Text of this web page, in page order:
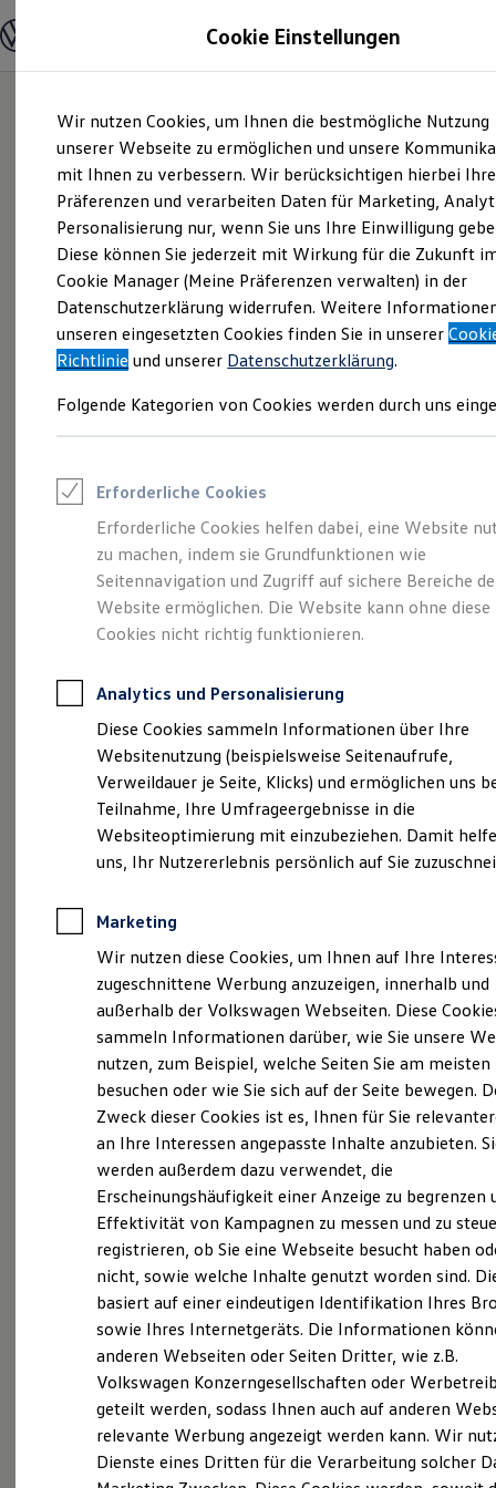
Hauptinhalt
springen
Footer
springen
Modelle und Konfigurator
Modelle vergleichen
Elektroautos
ENERGY Sondermodelle
Nutzfahrzeuge
SUV und CUV
Familienautos
Kombis
Kompaktwagen
Sportwagen
Schnell verfügbare Fahrzeuge
Angebote und Produkte
Aktuelle Angebote
E-Auto-Förderung
Volkswagen Marktplatz
Junge Gebrauchtwagen und Gebrauchtwagen
Saisonangebote
Leasing
Leasing-Angebote
Gebrauchtwagen Leasing
Junge Gebrauchtwagen-Leasing
Elektroauto Leasing
Kleinwagen-Leasing
Leasing ohne Anzahlung
Autokredit mit Schlussrate
Versicherungen und Garantien
Kfz-Versicherung
Restschuldversicherungen
Garantien
Wartungsverträge
Geschäftskunden
Professional Class bei Volkswagen
Großkunden
Behörden
Anpfiff zum Gewinn
Elektroautos
ID. Tutorials
Elektrofahrzeugkonzepte
Reichweite
Reichweite der ID. Modelle
Reichweite im Winter
Laden
Laden unterwegs
Laden Zuhause
Ladezeitensimulator
Batterie
Sicherheit
Garantie und Lebensdauer
Nachhaltigkeit
Technologie
Kosten und Kauf
Verbrauchskosten
Kaufoptionen
E-Auto-Förderung
Software und Konnektivität
Die ID. Software 6
ID. Software Versionen und Updates
Digitale Extras
Schnittstellen zu Ihrem ID.
Gepflegt, geprüft und
für gut befunden.
Volkswagen
Zertifizierte
Gebrauchtwagen.
Impressum & Rechtliches)
Ganz selbstverständlich.Das
Gebrauchtwagen-
Leistungsversprechen.
Rundum sicher: der 360° Gebrauchtwagen
Bevor ein VolkswagenZertifizierter
Gebrauchtwagenan unsere Kunden
Cookie Einstellungen
Wir nutzen Cookies, um Ihnen die bestmögliche Nutzung
unserer Webseite zu ermöglichen und unsere
mit Ihnen zu verbessern. Wir berücksichtigen hierbei Ihre
Präferenzen und verarbeiten Daten für Marketing,
Personalisierung nur, wenn Sie uns Ihre Einwilligung
Diese können Sie jederzeit mit Wirkung für die Zukunft
Cookie Manager (Meine Präferenzen verwalten) in der
Datenschutzerklärung widerrufen. Weitere
unseren eingesetzten Cookies finden Sie in unserer
Richtlinie und unserer Datenschutzerklärung.
Folgende Kategorien von Cookies werden durch uns
Erforderliche Cookies
Erforderliche Cookies helfen dabei, eine Website
zu machen, indem sie Grundfunktionen wie
Seitennavigation und Zugriff auf sichere Bereiche
Website ermöglichen. Die Website kann ohne diese
Cookies nicht richtig funktionieren.
Analytics und Personalisierung
Diese Cookies sammeln Informationen über Ihre
Websitenutzung (beispielsweise Seitenaufrufe,
Verweildauer je Seite, Klicks) und ermöglichen uns
Teilnahme, Ihre Umfrageergebnisse in die
Websiteoptimierung mit einzubeziehen. Damit
uns, Ihr Nutzererlebnis persönlich auf Sie
Marketing
Wir nutzen diese Cookies, um Ihnen auf Ihre
zugeschnittene Werbung anzuzeigen, innerhalb und
außerhalb der Volkswagen Webseiten. Diese
sammeln Informationen darüber, wie Sie unsere
nutzen, zum Beispiel, welche Seiten Sie am meisten
besuchen oder wie Sie sich auf der Seite bewegen.
Zweck dieser Cookies ist es, Ihnen für Sie
an Ihre Interessen angepasste Inhalte anzubieten.
werden außerdem dazu verwendet, die
Erscheinungshäufigkeit einer Anzeige zu begrenzen
Effektivität von Kampagnen zu messen und zu
registrieren, ob Sie eine Webseite besucht haben
nicht, sowie welche Inhalte genutzt worden sind.
basiert auf einer eindeutigen Identifikation Ihres
sowie Ihres Internetgeräts. Die Informationen
anderen Webseiten oder Seiten Dritter, wie z.B.
Volkswagen Konzerngesellschaften oder
geteilt werden, sodass Ihnen auch auf anderen
relevante Werbung angezeigt werden kann. Wir
Dienste eines Dritten für die Verarbeitung solcher